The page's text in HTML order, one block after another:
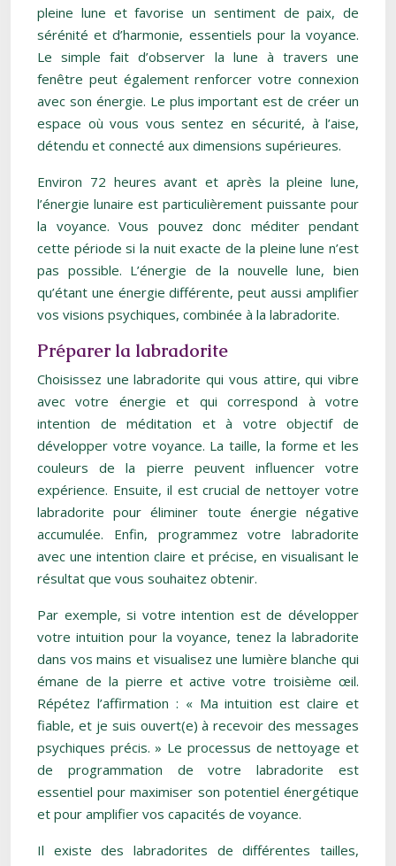
pleine lune et favorise un sentiment de paix, de
sérénité et d’harmonie, essentiels pour la voyance.
Le simple fait d’observer la lune à travers une
fenêtre peut également renforcer votre connexion
avec son énergie. Le plus important est de créer un
espace où vous vous sentez en sécurité, à l’aise,
détendu et connecté aux dimensions supérieures.
Environ 72 heures avant et après la pleine lune,
l’énergie lunaire est particulièrement puissante pour
la voyance. Vous pouvez donc méditer pendant
cette période si la nuit exacte de la pleine lune n’est
pas possible. L’énergie de la nouvelle lune, bien
qu’étant une énergie différente, peut aussi amplifier
vos visions psychiques, combinée à la labradorite.
Préparer la labradorite
Choisissez une labradorite qui vous attire, qui vibre
avec votre énergie et qui correspond à votre
intention de méditation et à votre objectif de
développer votre voyance. La taille, la forme et les
couleurs de la pierre peuvent influencer votre
expérience. Ensuite, il est crucial de nettoyer votre
labradorite pour éliminer toute énergie négative
accumulée. Enfin, programmez votre labradorite
avec une intention claire et précise, en visualisant le
résultat que vous souhaitez obtenir.
Par exemple, si votre intention est de développer
votre intuition pour la voyance, tenez la labradorite
dans vos mains et visualisez une lumière blanche qui
émane de la pierre et active votre troisième œil.
Répétez l’affirmation : « Ma intuition est claire et
fiable, et je suis ouvert(e) à recevoir des messages
psychiques précis. » Le processus de nettoyage et
de programmation de votre labradorite est
essentiel pour maximiser son potentiel énergétique
et pour amplifier vos capacités de voyance.
Il existe des labradorites de différentes tailles,